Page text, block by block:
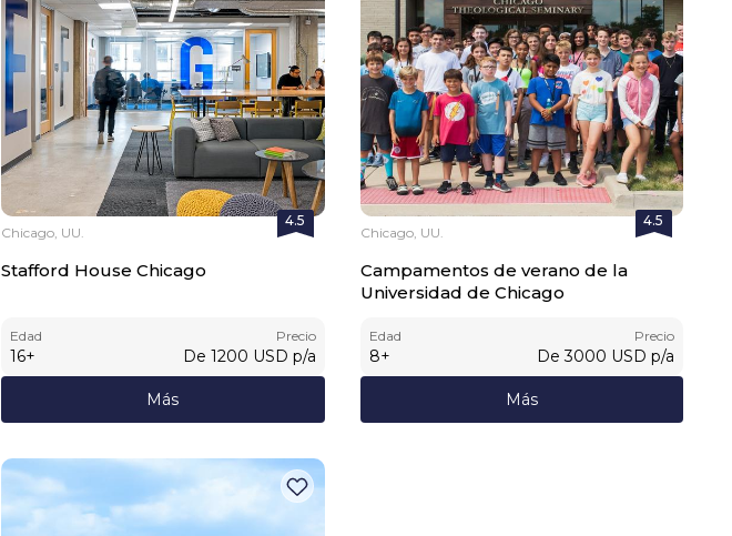
4.5
Chicago, UU.
Stafford House Chicago
Edad
16+
Precio
De 1200 USD p/a
Más
4.5
Chicago, UU.
Campamentos de verano de la
Universidad de Chicago
Edad
8+
Precio
De 3000 USD p/a
Más